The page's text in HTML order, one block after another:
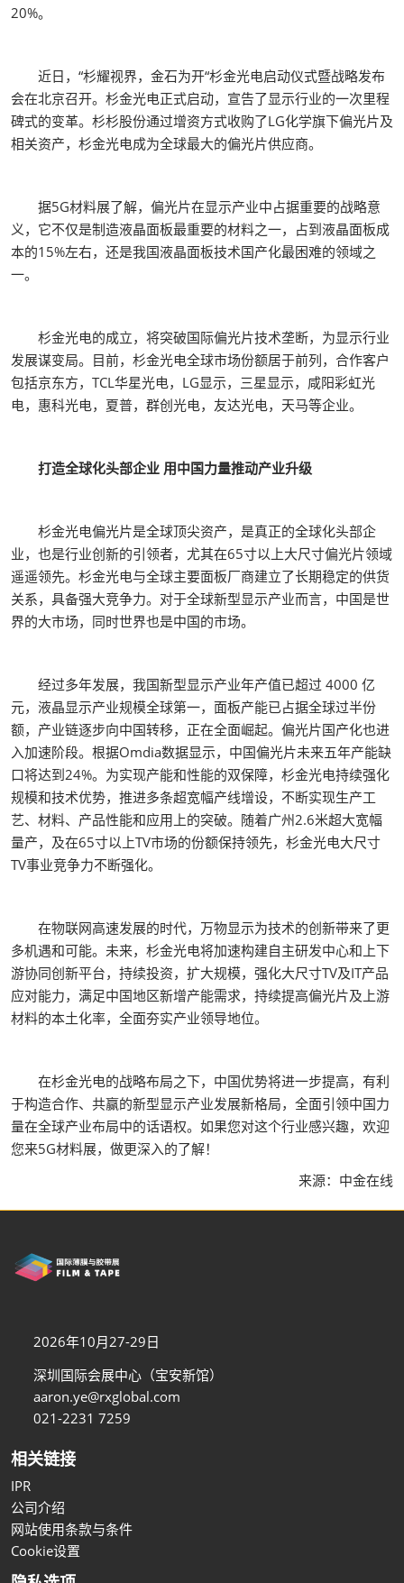
20%。
近日，“杉耀视界，金石为开“杉金光电启动仪式暨战略发布
会在北京召开。杉金光电正式启动，宣告了显示行业的一次里程
碑式的变革。杉杉股份通过增资方式收购了LG化学旗下偏光片及
相关资产，杉金光电成为全球最大的偏光片供应商。
据5G材料展了解，偏光片在显示产业中占据重要的战略意
义，它不仅是制造液晶面板最重要的材料之一，占到液晶面板成
本的15%左右，还是我国液晶面板技术国产化最困难的领域之
一。
杉金光电的成立，将突破国际偏光片技术垄断，为显示行业
发展谋变局。目前，杉金光电全球市场份额居于前列，合作客户
包括京东方，TCL华星光电，LG显示，三星显示，咸阳彩虹光
电，惠科光电，夏普，群创光电，友达光电，天马等企业。
打造全球化头部企业 用中国力量推动产业升级
杉金光电偏光片是全球顶尖资产，是真正的全球化头部企
业，也是行业创新的引领者，尤其在65寸以上大尺寸偏光片领域
遥遥领先。杉金光电与全球主要面板厂商建立了长期稳定的供货
关系，具备强大竞争力。对于全球新型显示产业而言，中国是世
界的大市场，同时世界也是中国的市场。
经过多年发展，我国新型显示产业年产值已超过 4000 亿
元，液晶显示产业规模全球第一，面板产能已占据全球过半份
额，产业链逐步向中国转移，正在全面崛起。偏光片国产化也进
入加速阶段。根据Omdia数据显示，中国偏光片未来五年产能缺
口将达到24%。为实现产能和性能的双保障，杉金光电持续强化
规模和技术优势，推进多条超宽幅产线增设，不断实现生产工
艺、材料、产品性能和应用上的突破。随着广州2.6米超大宽幅
量产，及在65寸以上TV市场的份额保持领先，杉金光电大尺寸
TV事业竞争力不断强化。
在物联网高速发展的时代，万物显示为技术的创新带来了更
多机遇和可能。未来，杉金光电将加速构建自主研发中心和上下
游协同创新平台，持续投资，扩大规模，强化大尺寸TV及IT产品
应对能力，满足中国地区新增产能需求，持续提高偏光片及上游
材料的本土化率，全面夯实产业领导地位。
在杉金光电的战略布局之下，中国优势将进一步提高，有利
于构造合作、共赢的新型显示产业发展新格局，全面引领中国力
量在全球产业布局中的话语权。如果您对这个行业感兴趣，欢迎
您来5G材料展，做更深入的了解！
来源：中金在线
2026年10月27-29日
深圳国际会展中心（宝安新馆）
aaron.ye@rxglobal.com
021-2231 7259
相关链接
IPR
公司介绍
网站使用条款与条件
Cookie设置